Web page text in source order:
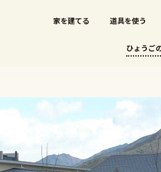
家を建てる 道具を使う
ひょうご